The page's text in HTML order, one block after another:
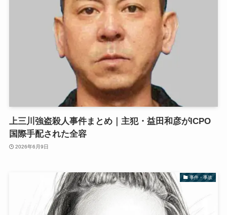
上三川強盗殺人事件まとめ｜主犯・益田和彦がICPO
国際手配された全容
2026年6月9日
事件・事故